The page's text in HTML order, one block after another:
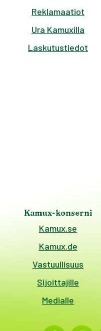
Reklamaatiot
Ura Kamuxilla
Laskutustiedot
Kamux-konserni
Kamux.se
Kamux.de
Vastuullisuus
Sijoittajille
Medialle